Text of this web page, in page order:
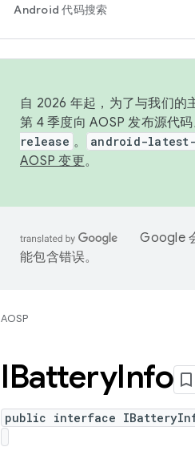
Android 代码搜索
自 2026 年起，为了与我们的
第 4 季度向 AOSP 发布源代
release 。 android-
AOSP 变更。
Google
能包含错误。
AOSP
IBatteryInfo
public interface